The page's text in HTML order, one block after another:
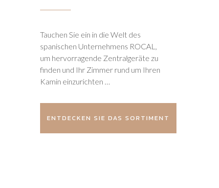
Tauchen Sie ein in die Welt des
spanischen Unternehmens ROCAL,
um hervorragende Zentralgeräte zu
finden und Ihr Zimmer rund um Ihren
Kamin einzurichten …
ENTDECKEN SIE DAS SORTIMENT